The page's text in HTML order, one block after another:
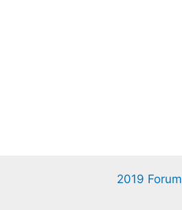
2019 Forum